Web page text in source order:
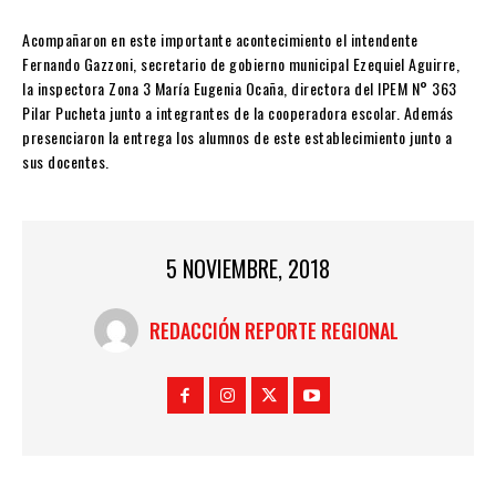
Acompañaron en este importante acontecimiento el intendente
Fernando Gazzoni, secretario de gobierno municipal Ezequiel Aguirre,
la inspectora Zona 3 María Eugenia Ocaña, directora del IPEM N° 363
Pilar Pucheta junto a integrantes de la cooperadora escolar. Además
presenciaron la entrega los alumnos de este establecimiento junto a
sus docentes.
5 NOVIEMBRE, 2018
REDACCIÓN REPORTE REGIONAL